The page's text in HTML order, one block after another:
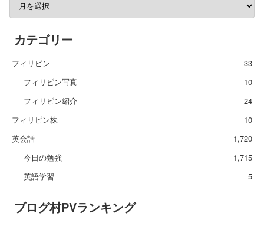
カテゴリー
フィリピン
33
フィリピン写真
10
フィリピン紹介
24
フィリピン株
10
英会話
1,720
今日の勉強
1,715
英語学習
5
ブログ村PVランキング